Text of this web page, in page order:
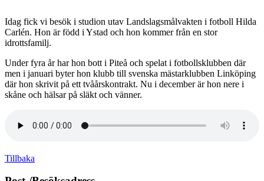
Idag fick vi besök i studion utav Landslagsmålvakten i fotboll Hilda
Carlén. Hon är född i Ystad och hon kommer från en stor
idrottsfamilj.
Under fyra år har hon bott i Piteå och spelat i fotbollsklubben där
men i januari byter hon klubb till svenska mästarklubben Linköping
där hon skrivit på ett tvåårskontrakt. Nu i december är hon nere i
skåne och hälsar på släkt och vänner.
Tillbaka